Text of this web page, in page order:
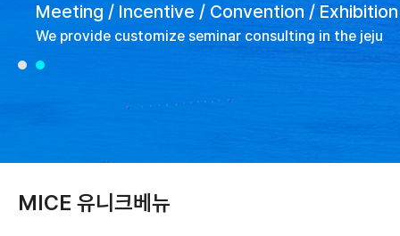
Meeting / Incentive / Convention / Exhibition
We provide customize seminar consulting in the jeju
MICE 유니크베뉴